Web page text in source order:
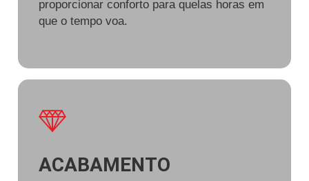
proporcionar conforto para quelas horas em
que o tempo voa.
ACABAMENTO